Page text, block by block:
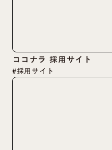
ココナラ 採用サイト
#採用サイト